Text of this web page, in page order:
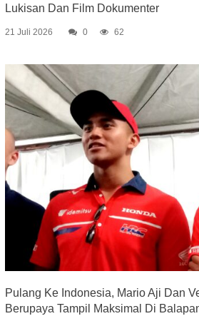
Lukisan Dan Film Dokumenter
21 Juli 2026 0 62
Pulang Ke Indonesia, Mario Aji Dan
Berupaya Tampil Maksimal Di